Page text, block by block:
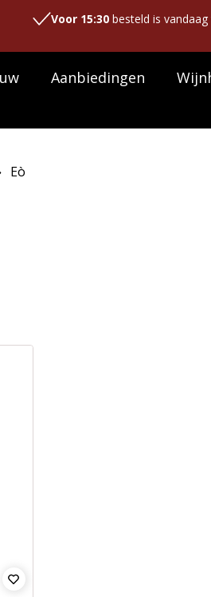
Voor 15:30besteld is vandaag
Aanbiedingen
Eò